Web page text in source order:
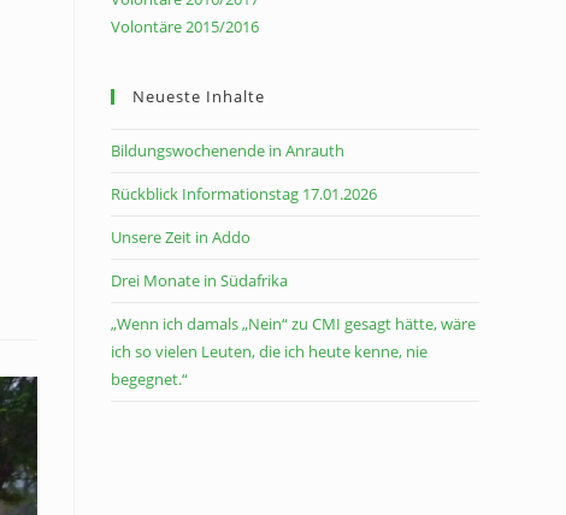
Volontäre 2015/2016
Neueste Inhalte
Bildungswochenende in Anrauth
Rückblick Informationstag 17.01.2026
Unsere Zeit in Addo
Drei Monate in Südafrika
„Wenn ich damals „Nein“ zu CMI gesagt hätte, wäre
ich so vielen Leuten, die ich heute kenne, nie
begegnet.“